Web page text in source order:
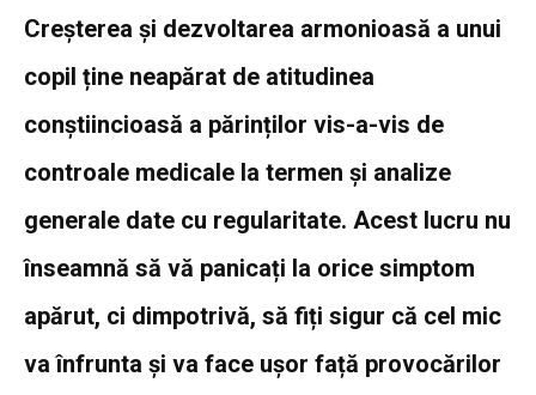
Creșterea și dezvoltarea armonioasă a unui
copil ține neapărat de atitudinea
conștiincioasă a părinților vis-a-vis de
controale medicale la termen și analize
generale date cu regularitate. Acest lucru nu
înseamnă să vă panicați la orice simptom
apărut, ci dimpotrivă, să fiți sigur că cel mic
va înfrunta și va face ușor față provocărilor